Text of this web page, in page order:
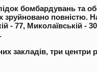
бомбардувань та
зруйновано
- 77, Миколаївській -
закладів, три центри